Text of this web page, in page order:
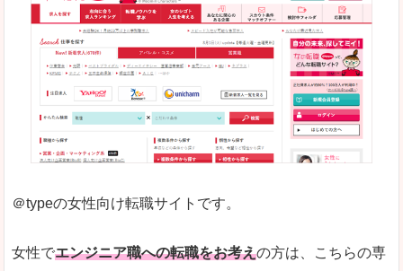
希望職種の平均時給が瞬時にわかります。アルバ
求人数が多すぎて、逆に絞り込みに悩んだり、迷
雇用形態にもよりますが、給与額に幅があります。
詳しい説明
希望する職種の平均時給がすぐにわかるので、給
また、他社転職サイトにはない日払いや週払いと
＠typeの女性向け転職サイトです。
女性でエンジニア職への転職をお考えの方は、こちらの専